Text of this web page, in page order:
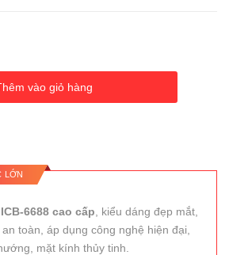
vào giỏ hàng
LỚN
6688 cao cấp , kiểu dáng đẹp mắt,
toàn, áp dụng công nghệ hiện đại,
mặt kính thủy tinh.